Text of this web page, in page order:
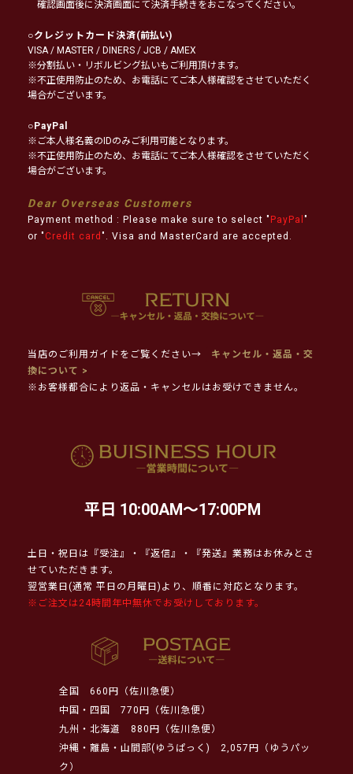
確認画面後に決済画面にて決済手続きをおこなってください。
○クレジットカード決済(前払い)
VISA / MASTER / DINERS / JCB / AMEX
※分割払い・リボルビング払いもご利用頂けます。
※不正使用防止のため、お電話にてご本人様確認をさせていただく
場合がございます。
○PayPal
※ご本人様名義のIDのみご利用可能となります。
※不正使用防止のため、お電話にてご本人様確認をさせていただく
場合がございます。
Dear Overseas Customers
Payment method : Please make sure to select " PayPal "
or " Credit card ". Visa and MasterCard are accepted.
当店のご利用ガイドをご覧ください→
キャンセル・返品・交
換について >
※お客様都合により返品・キャンセルはお受けできません。
平日 10:00AM～17:00PM
土日・祝日は『受注』・『返信』・『発送』業務はお休みとさ
せていただきます。
翌営業日(通常 平日の月曜日)より、順番に対応となります。
※ご注文は24時間年中無休でお受けしております。
全国
660円（佐川急便）
中国・四国
770円（佐川急便）
九州・北海道
880円（佐川急便）
沖縄・離島・山間部(ゆうぱっく)
2,057円（ゆうパッ
ク）